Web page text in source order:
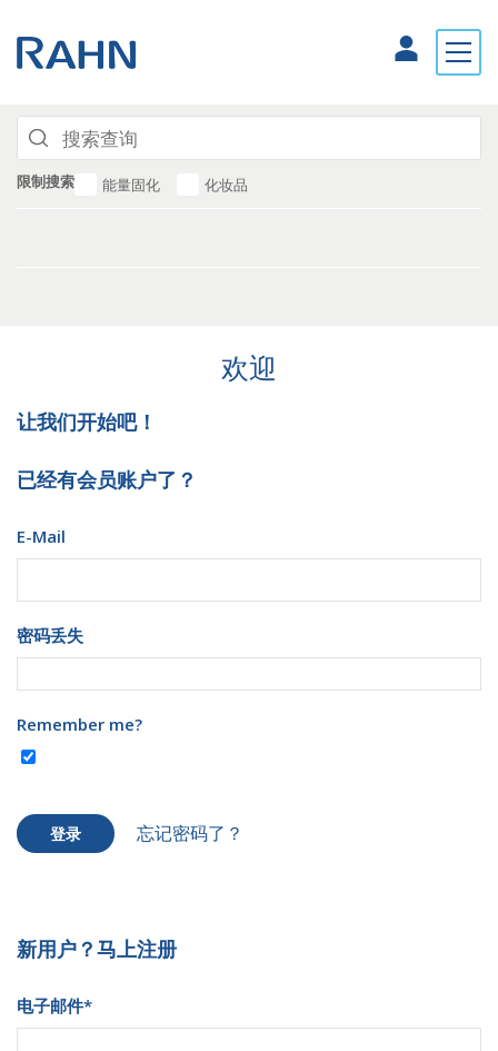
限制搜索 能量固化 化妆品
欢迎
让我们开始吧！
已经有会员账户了？
E-Mail
密码丢失
Remember me?
登录 忘记密码了？
新用户？马上注册
电子邮件*